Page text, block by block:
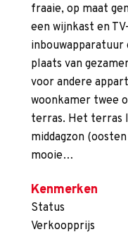
fraaie, op maat
een wijnkast en
inbouwapparatuur
plaats van
voor andere
woonkamer twee
terras. Het terras
middagzon
mooie…
Kenmerken
Status
Verkoopprijs